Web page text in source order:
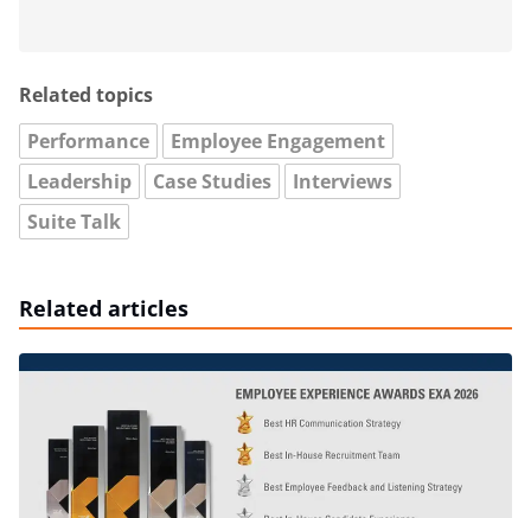
Related topics
Performance
Employee Engagement
Leadership
Case Studies
Interviews
Suite Talk
Related articles